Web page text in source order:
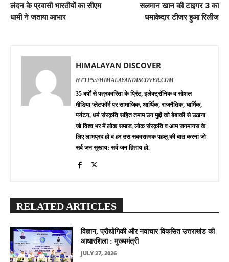
लंदन के प्रवासी भारतीयों का सीएम
धामी ने जताया आभार
सलमान खान की टाइगर 3 का
धमाकेदार टीजर हुआ रिलीज
HIMALAYAN DISCOVER
HTTPS://HIMALAYANDISCOVER.COM
35 बर्षों से पत्रकारिता के प्रिंट, इलेक्ट्रॉनिक व सोशल
मीडिया प्लेटफॉर्म पर सामाजिक, आर्थिक, राजनैतिक, धार्मिक,
पर्यटन, धर्म-संस्कृति सहित तमाम उन मुद्दों को बेबाकी से उठाना
जो विश्व भर में लोक समाज, लोक संस्कृति व आम जनमानस के
लिए लाभप्रद हो व हर उस सकारात्मक पहलु की बात करना जो
सर्व जन सुखाय: सर्व जन हिताय हो.
RELATED ARTICLES
विज्ञान, प्रौद्योगिकी और नवाचार विकसित उत्तराखंड की
आधारशिला : मुख्यमंत्री
JULY 27, 2026